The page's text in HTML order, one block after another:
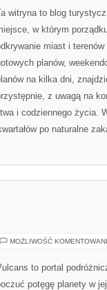
witryna to blog
w którym
miast i
planów,
na kilka dni,
z uwagą na
i codziennego życia.
po naturalne
MOŻLIWOŚĆ
to portal
potęgę planety w